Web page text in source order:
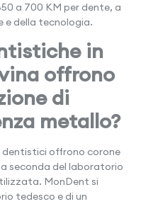
a 700 KM per dente, a
e della tecnologia.
in
offrono
di
metallo?
dentistici offrono corone
seconda del laboratorio
MonDent si
tedesco e di un